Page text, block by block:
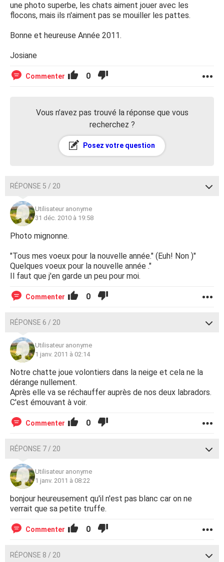
une photo superbe, les chats aiment jouer avec les
flocons, mais ils n'aiment pas se mouiller les pattes.
Bonne et heureuse Année 2011.
Josiane
Commenter 0
Vous n’avez pas trouvé la réponse que vous
recherchez ?
Posez votre question
RÉPONSE 5 / 20
Utilisateur anonyme
31 déc. 2010 à 19:58
Photo mignonne.
"Tous mes voeux pour la nouvelle année." (Euh! Non )"
Quelques voeux pour la nouvelle année ."
Il faut que j'en garde un peu pour moi.
Commenter 0
RÉPONSE 6 / 20
Utilisateur anonyme
1 janv. 2011 à 02:14
Notre chatte joue volontiers dans la neige et cela ne la
dérange nullement.
Après elle va se réchauffer auprès de nos deux labradors.
C'est émouvant à voir.
Commenter 0
RÉPONSE 7 / 20
Utilisateur anonyme
1 janv. 2011 à 08:22
bonjour heureusement qu'il n'est pas blanc car on ne
verrait que sa petite truffe.
Commenter 0
RÉPONSE 8 / 20